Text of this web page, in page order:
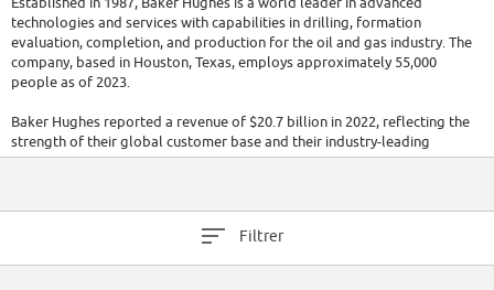
technologies and services with capabilities in drilling, formation
evaluation, completion, and production for the oil and gas industry. The
company, based in Houston, Texas, employs approximately 55,000
people as of 2023.
Baker Hughes reported a revenue of $20.7 billion in 2022, reflecting the
strength of their global customer base and their industry-leading
technology portfolio.
Filtrer